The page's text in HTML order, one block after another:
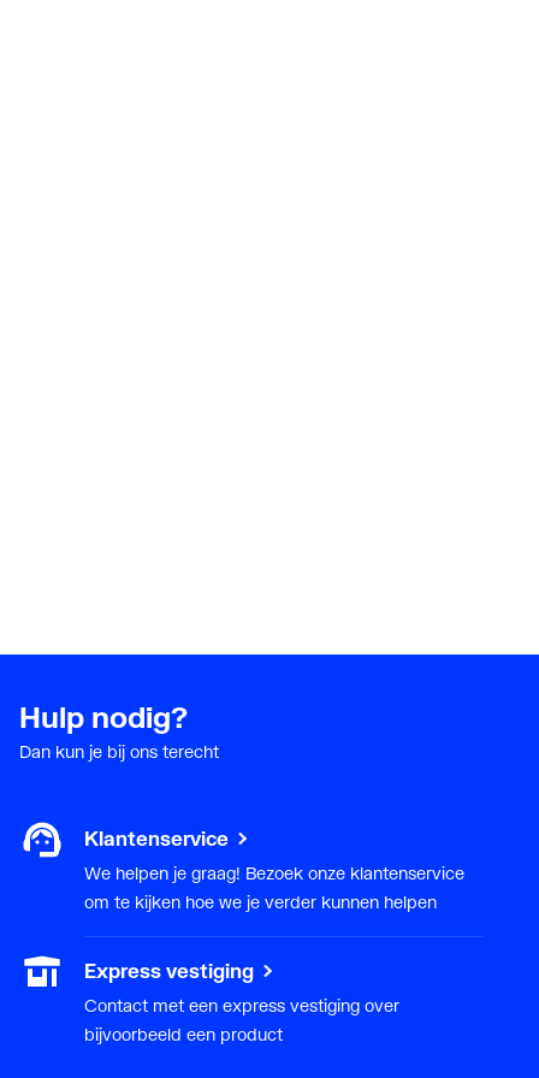
Hulp nodig?
Dan kun je bij ons terecht
Klantenservice
We helpen je graag! Bezoek onze klantenservice
om te kijken hoe we je verder kunnen helpen
Express vestiging
Contact met een express vestiging over
bijvoorbeeld een product